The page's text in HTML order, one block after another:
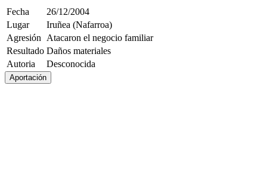
Fecha
26/12/2004
Lugar
Iruñea (Nafarroa)
Agresión
Atacaron el negocio familiar
Resultado Daños materiales
Autoria
Desconocida